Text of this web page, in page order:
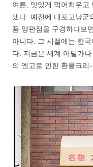
여튼, 맛있게 먹어치우고
냈다. 예전에 대포고냥군
품 양판점을 구경하다보
아니다. 그 시절에는 한
다. 지금은 세계 어딜가
의 엔고로 인한 환율크리